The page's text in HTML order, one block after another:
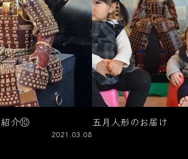
紹介⑩
2021.03.08
五月人形のお届け